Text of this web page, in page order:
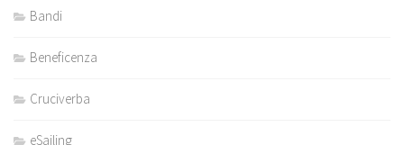
Bandi
Beneficenza
Cruciverba
eSailing